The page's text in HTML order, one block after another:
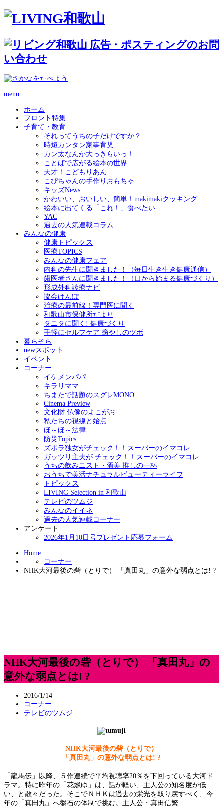
menu
ホーム
フロント特集
子育て・教育
それってうちの子だけですか？
時短カンタン家事育児
カン太なんか大っきらいっ！
ことばで広がる絵本の世界
天才！こどもりあん
こぴちゃんの手作りおもちゃ
キッズNews
かわいい、おいしい、簡単！makimakiクッキング
絵本に出てくる「これ！」食べたい
YAC
過去の人気連載コラム
みんなの健康
健康トピックス
医療TOPICS
みんなの健康フェア
内科の先生に聞きました！（毎日生き生き健康通信）
歯医者さんに聞きました！（口から始まる健康づくり）
形成外科診療ナビ
協会けんぽ
治療の最前線！専門医に聞く
和歌山市保健所だより
タニタに聞く! 健康づくり
手軽にセルフケア 癒やしのツボ
暮らそら
newスポット
イベント
コーナー
イケメンパパ
キラリママ
ちまたで話題のスグレMONO
Cinema Preview
文化財 仏像のよこがお
私たちの視線と始点
ほ～ほ～法律
防災Topics
ズボラ独女がチェック！！スーパーのイマコレ
ガッツリ主夫が チェック！！スーパーのイマコレ
うちの飲みニスト・酒美 推しの一杯
おうちで美活ナチュラルビューティーライフ
トピックス
LIVING Selection in 和歌山
テレビのツムジ
みんなのイイネ
過去の人気連載コーナー
アンケート
2026年1月10日号プレゼント応募フォーム
Home
コーナー
NHK大河最後の砦（とりで） 「真田丸」の意外な弱点とは! ?
NHK大河最後の砦（とりで） 「真田丸」の
意外な弱点とは! ?
2016/1/14
コーナー
テレビのツムジ
NHK大河最後の砦（とりで）
「真田丸」の意外な弱点とは! ?
「龍馬伝」以降、５作連続で平均視聴率20％を下回っている大河ド
ラマ。特に昨年の「花燃ゆ」は、話が軽い、主人公の知名度が低
い、と散々だった。そこでＮＨＫは過去の栄光を取り戻すべく、今
年の「真田丸」へ盤石の体制で挑む。主人公・真田信繁